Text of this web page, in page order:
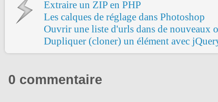
Extraire un ZIP en PHP
Les calques de réglage dans Photoshop
Ouvrir une liste d'urls dans de nouveaux
Dupliquer (cloner) un élément avec
0 commentaire